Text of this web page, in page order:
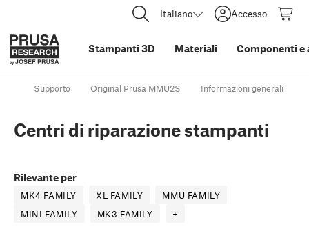
Italiano Accesso
Stampanti 3D Materiali Componenti e
Supporto Original Prusa MMU2S Informazioni generali
Centri di riparazione stampanti
Rilevante per
MK4 FAMILY XL FAMILY
MMU FAMILY
MINI FAMILY
MK3 FAMILY +